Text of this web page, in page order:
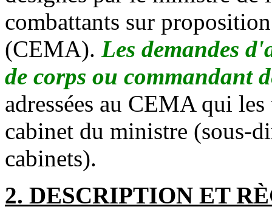
combattants sur
(CEMA). Les demandes
de corps ou commandant
adressées au CEMA qui
cabinet du ministre (sous-
cabinets).
2. DESCRIPTION ET